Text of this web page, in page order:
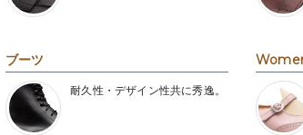
ブーツ
耐久性・デザイン性共に秀逸。